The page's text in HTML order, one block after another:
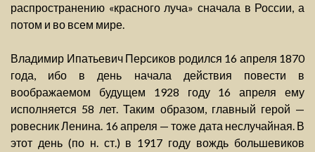
распространению «красного луча» сначала в России, а
потом и во всем мире.
Владимир Ипатьевич Персиков родился 16 апреля 1870
года, ибо в день начала действия повести в
воображаемом будущем 1928 году 16 апреля ему
исполняется 58 лет. Таким образом, главный герой —
ровесник Ленина. 16 апреля — тоже дата неслучайная. В
этот день (по н. ст.) в 1917 году вождь большевиков